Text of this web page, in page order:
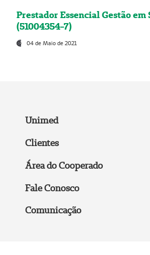
Prestador Essencial Gestão em
(51004354-7)
04 de Maio de 2021
Unimed
Clientes
Área do Cooperado
Fale Conosco
Comunicação